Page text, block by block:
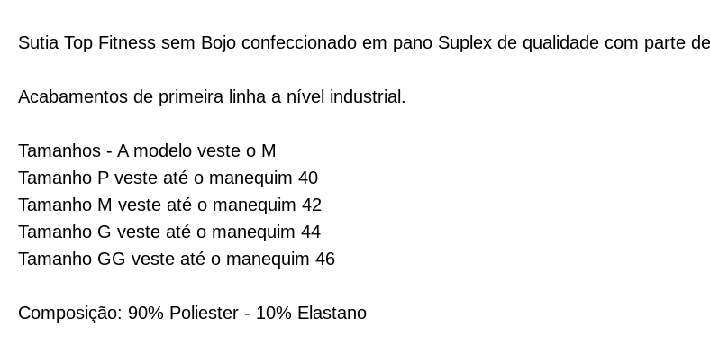
Sutia Top Fitness sem Bojo confeccionado em pano Suplex de qualidade com parte
Acabamentos de primeira linha a nível industrial.
Tamanhos - A modelo veste o M
Tamanho P veste até o manequim 40
Tamanho M veste até o manequim 42
Tamanho G veste até o manequim 44
Tamanho GG veste até o manequim 46
Composição: 90% Poliester - 10% Elastano